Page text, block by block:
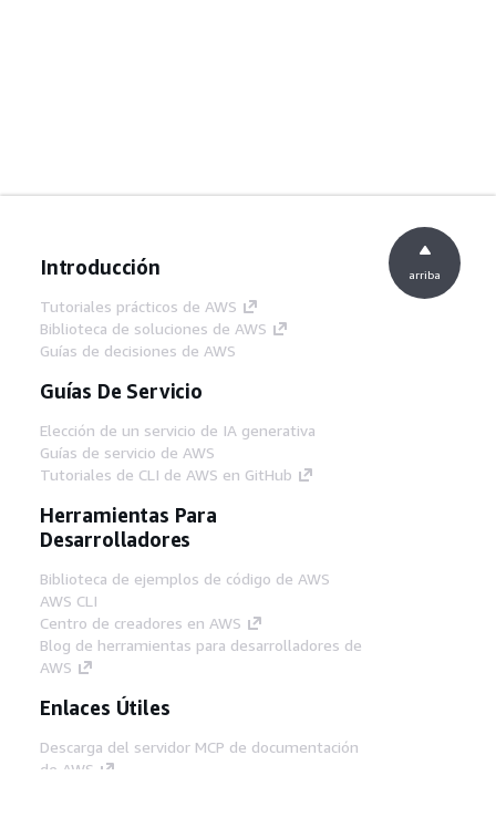
Introducción
Tutoriales prácticos de AWS
Biblioteca de soluciones de AWS
Guías de decisiones de AWS
Guías De Servicio
Elección de un servicio de IA generativa
Guías de servicio de AWS
Tutoriales de CLI de AWS en GitHub
Herramientas Para
Desarrolladores
Biblioteca de ejemplos de código de AWS
AWS CLI
Centro de creadores en AWS
Blog de herramientas para desarrolladores de
AWS
Enlaces Útiles
Descarga del servidor MCP de documentación
de AWS
arriba